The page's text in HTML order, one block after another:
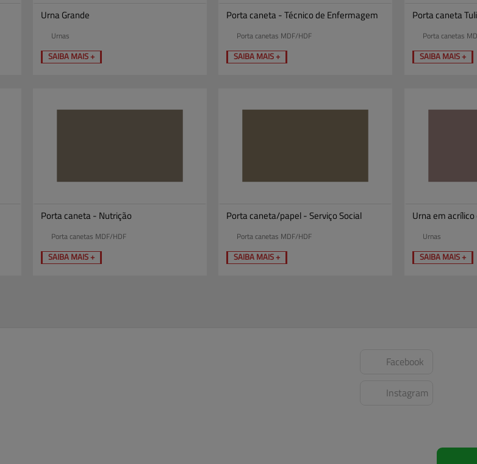
Urna Grande
Urnas
SAIBA MAIS +
Porta caneta - Técnico de Enfermagem
Porta canetas MDF/HDF
SAIBA MAIS +
Porta caneta
Porta canetas
SAIBA MAIS +
Porta caneta - Nutrição
Porta canetas MDF/HDF
SAIBA MAIS +
Porta caneta/papel - Serviço Social
Porta canetas MDF/HDF
SAIBA MAIS +
Urna em
Urnas
SAIBA MAIS +
Facebook
Instagram